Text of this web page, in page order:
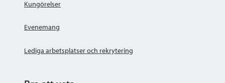
Kungörelser
Evenemang
Lediga arbetsplatser och rekrytering